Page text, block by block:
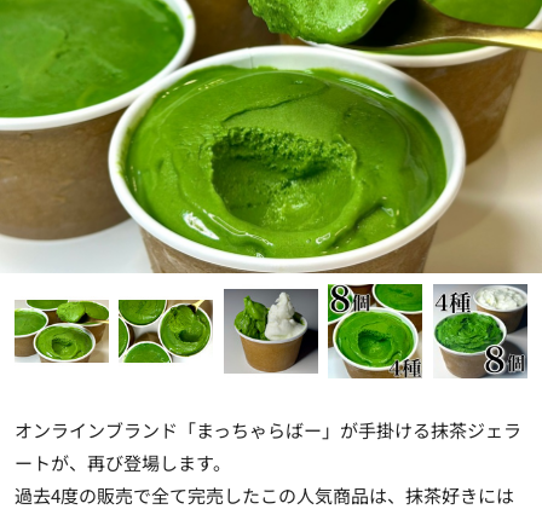
オンラインブランド「まっちゃらばー」が手掛ける抹茶ジェラ
ートが、再び登場します。
過去4度の販売で全て完売したこの人気商品は、抹茶好きには